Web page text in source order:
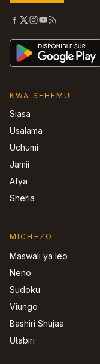
KWA SEHEMU
Siasa
Usalama
Uchumi
Jamii
Afya
Sheria
MICHEZO
Maswali ya leo
Neno
Sudoku
Viungo
Bashiri Shujaa
Utabiri